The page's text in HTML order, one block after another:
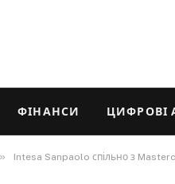
ФІНАНСИ ЦИФРОВІ
» Intesa Sanpaolo спільно з